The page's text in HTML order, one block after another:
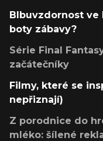
Blbuvzdornost ve
boty zábavy?
Série Final
začátečníky
Filmy, které se
nepřiznají)
Z porodnice do
mléko: šílené